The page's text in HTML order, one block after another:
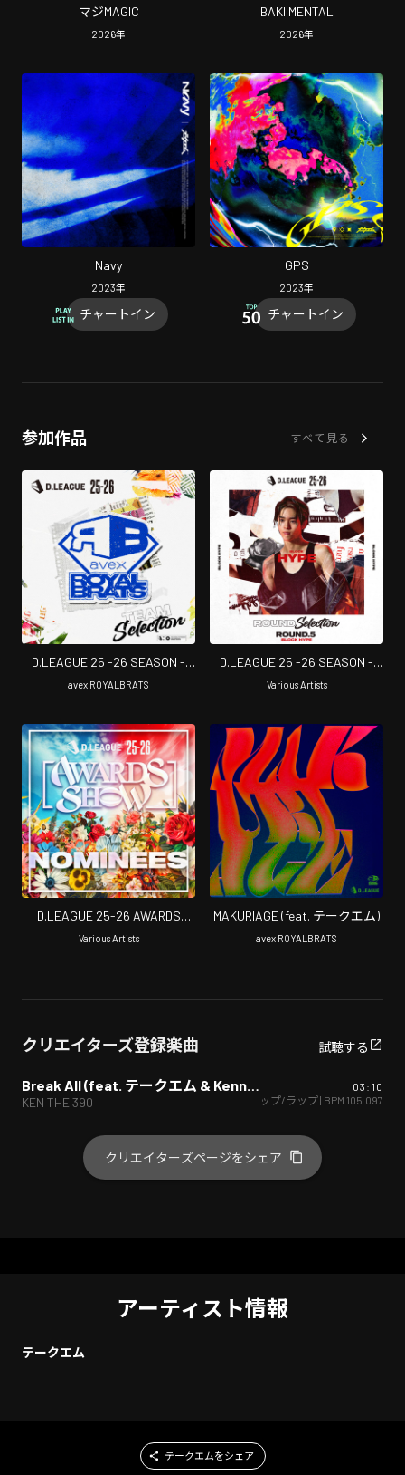
マジMAGIC
2026年
BAKI MENTAL
2026年
Navy
2023年
チャートイン
GPS
2023年
チャートイン
参加作品 すべて見る
D.LEAGUE 25 -26 SEASON -
TEAM SELECTION
avex ROYALBRATS
D.LEAGUE 25 -26 SEASON -
ROUND SELECTION - ROUND.5
Various Artists
D.LEAGUE 25-26 AWARDS
SHOW NOMINEES
Various Artists
MAKURIAGE (feat. テークエム)
avex ROYALBRATS
クリエイターズ登録楽曲 試聴する
KEN THE 390
03:10
ヒップホップ/ラップ| BPM 105.097
クリエイターズページをシェア
アーティスト情報
テークエム
テークエムをシェア